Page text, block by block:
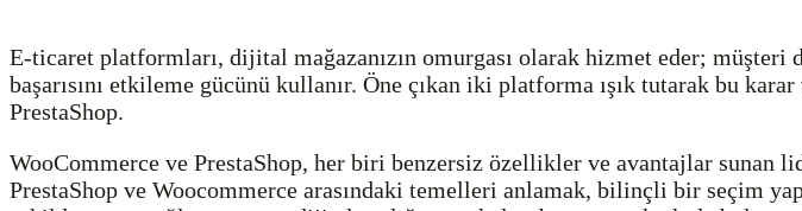
E-ticaret platformları, dijital mağazanızın omurgası olarak hizmet eder;
başarısını etkileme gücünü kullanır. Öne çıkan iki platforma ışık tutarak bu
PrestaShop.
WooCommerce ve PrestaShop, her biri benzersiz özellikler ve avantajlar
PrestaShop ve Woocommerce arasındaki temelleri anlamak, bilinçli bir seçim